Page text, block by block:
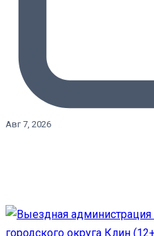
Авг 7, 2026